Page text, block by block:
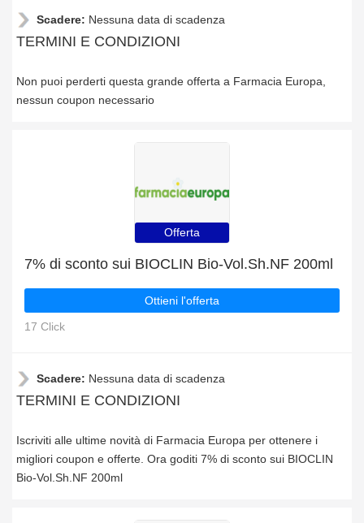
Scadere: Nessuna data di scadenza
TERMINI E CONDIZIONI
Non puoi perderti questa grande offerta a Farmacia Europa,
nessun coupon necessario
Offerta
7% di sconto sui BIOCLIN Bio-Vol.Sh.NF 200ml
Ottieni l'offerta
17 Click
Scadere: Nessuna data di scadenza
TERMINI E CONDIZIONI
Iscriviti alle ultime novità di Farmacia Europa per ottenere i
migliori coupon e offerte. Ora goditi 7% di sconto sui BIOCLIN
Bio-Vol.Sh.NF 200ml